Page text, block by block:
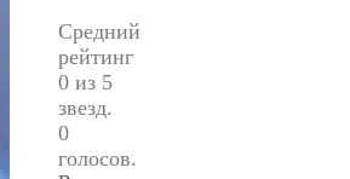
Средний
рейтинг
0 из 5
звезд.
0
голосов.